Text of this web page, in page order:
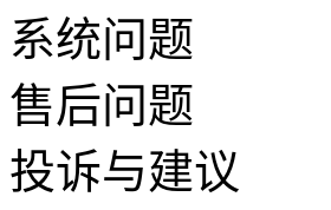
系统问题
售后问题
投诉与建议